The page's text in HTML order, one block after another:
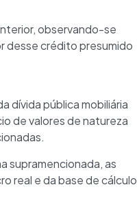
observando-se
desse crédito presumido
dívida pública mobiliária
de valores de natureza
supramencionada, as
real e da base de cálculo